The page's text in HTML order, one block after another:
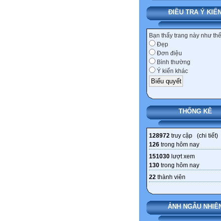
ĐIỀU TRA Ý KIẾN
Bạn thấy trang này như
Đẹp
Đơn điệu
Bình thường
Ý kiến khác
THỐNG KÊ
128972 truy cập (chi tiết)
126 trong hôm nay
151030 lượt xem
130 trong hôm nay
22 thành viên
ẢNH NGẪU